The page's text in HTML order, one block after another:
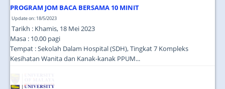
PROGRAM JOM BACA BERSAMA 10 MINIT
Update on: 18/5/2023
Tarikh : Khamis, 18 Mei 2023
Masa : 10.00 pagi
Tempat : Sekolah Dalam Hospital (SDH), Tingkat 7 Kompleks
Kesihatan Wanita dan Kanak-kanak PPUM...